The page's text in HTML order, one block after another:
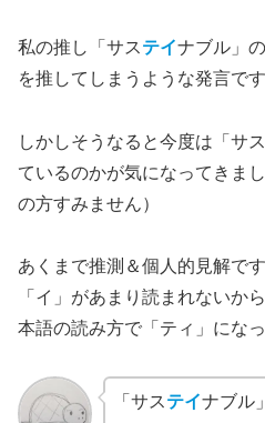
私の推し「サステイナブル」
を推してしまうような発言で
しかしそうなると今度は「サス
ているのかが気になってきま
の方すみません）
あくまで推測＆個人的見解で
「イ」があまり読まれないか
本語の読み方で「ティ」にな
「サステイナブル